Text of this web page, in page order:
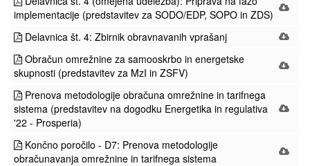
implementacije (predstavitev za SODO/EDP, SOPO in ZDS)
Delavnica št. 4: Zbirnik obravnavanih vprašanj
Obračun omrežnine za samooskrbo in energetske
skupnosti (predstavitev za MzI in ZSFV)
Prenova metodologije obračuna omrežnine in tarifnega
sistema (predstavitev na dogodku Energetika in regulativa
'22 - Prosperia)
Končno poročilo - D7: Prenova metodologije
obračunavanja omrežnine in tarifnega sistema